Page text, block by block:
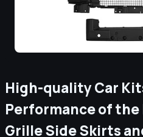
High-quality Car
Performance of the
Grille Side Skirts